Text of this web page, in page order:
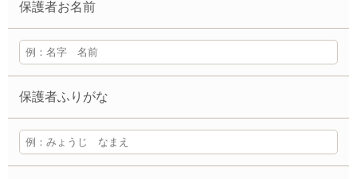
保護者お名前
保護者ふりがな